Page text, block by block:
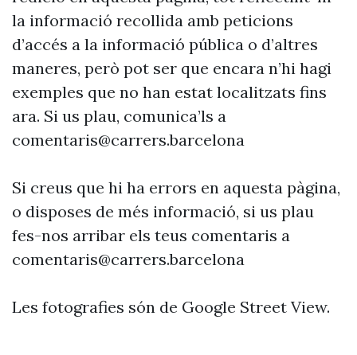
la informació recollida amb peticions
d’accés a la informació pública o d’altres
maneres, però pot ser que encara n’hi hagi
exemples que no han estat localitzats fins
ara. Si us plau, comunica’ls a
comentaris@carrers.barcelona
Si creus que hi ha errors en aquesta pàgina,
o disposes de més informació, si us plau
fes-nos arribar els teus comentaris a
comentaris@carrers.barcelona
Les fotografies són de Google Street View.